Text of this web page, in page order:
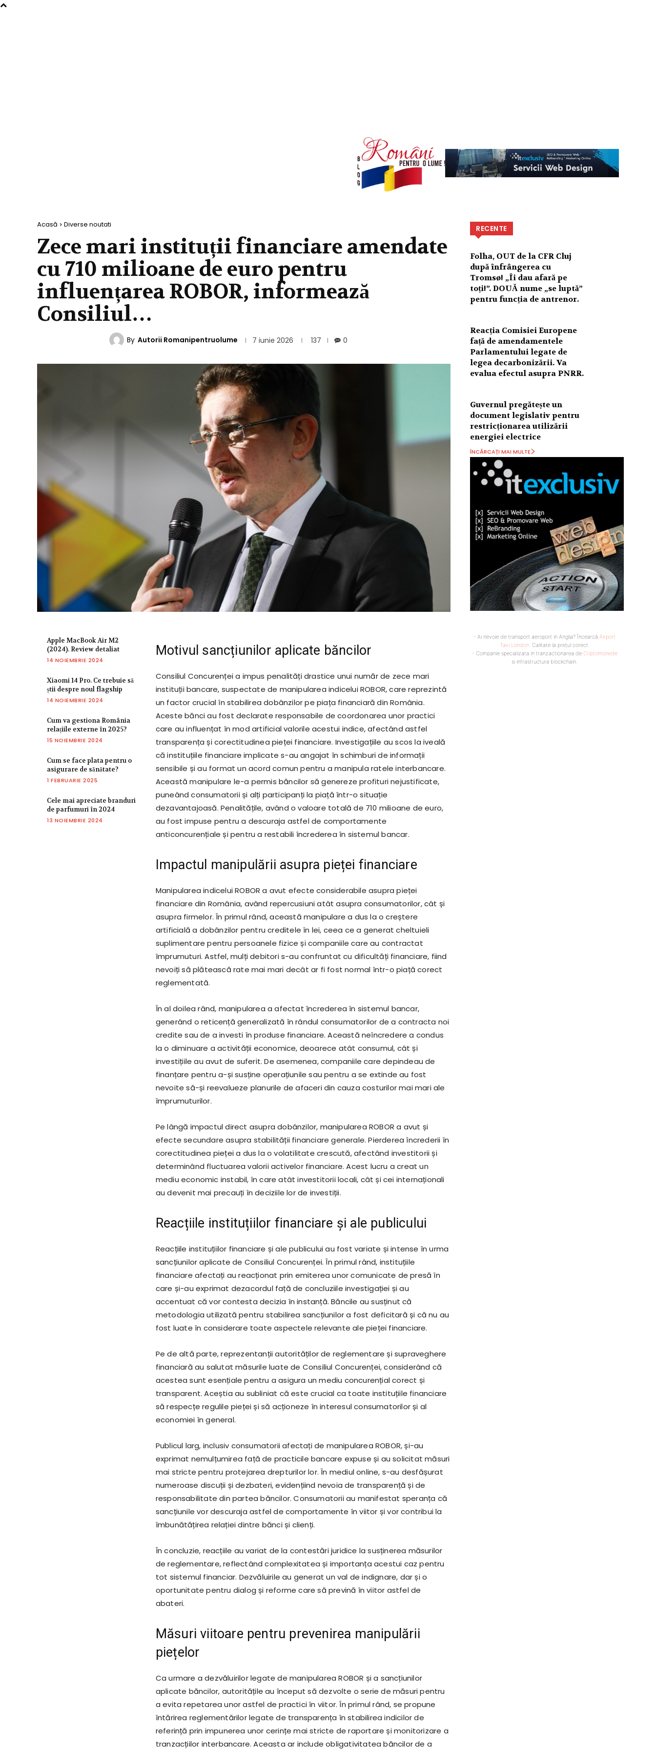
Acasă Diverse noutati
Zece mari instituții financiare amendate
cu 710 milioane de euro pentru
influențarea ROBOR, informează
Consiliul…
By Autorii Romanipentruolume 7 iunie 2026 137 0
Apple MacBook Air M2
(2024). Review detaliat
14 NOIEMBRIE 2024
Xiaomi 14 Pro. Ce trebuie să
știi despre noul flagship
14 NOIEMBRIE 2024
Cum va gestiona România
relațiile externe în 2025?
15 NOIEMBRIE 2024
Cum se face plata pentru o
asigurare de sănătate?
1 FEBRUARIE 2025
Cele mai apreciate branduri
de parfumuri în 2024
13 NOIEMBRIE 2024
Motivul sancțiunilor aplicate băncilor
Consiliul Concurenței a impus penalități drastice unui număr de zece mari
instituții bancare, suspectate de manipularea indicelui ROBOR, care reprezintă
un factor crucial în stabilirea dobânzilor pe piața financiară din România.
Aceste bănci au fost declarate responsabile de coordonarea unor practici
care au influențat în mod artificial valorile acestui indice, afectând astfel
transparența și corectitudinea pieței financiare. Investigațiile au scos la iveală
că instituțiile financiare implicate s-au angajat în schimburi de informații
sensibile și au format un acord comun pentru a manipula ratele interbancare.
Această manipulare le-a permis băncilor să genereze profituri nejustificate,
puneând consumatorii și alți participanți la piață într-o situație
dezavantajoasă. Penalitățile, având o valoare totală de 710 milioane de euro,
au fost impuse pentru a descuraja astfel de comportamente
anticoncurențiale și pentru a restabili încrederea în sistemul bancar.
Impactul manipulării asupra pieței financiare
Manipularea indicelui ROBOR a avut efecte considerabile asupra pieței
financiare din România, având repercusiuni atât asupra consumatorilor, cât și
asupra firmelor. În primul rând, această manipulare a dus la o creștere
artificială a dobânzilor pentru creditele în lei, ceea ce a generat cheltuieli
suplimentare pentru persoanele fizice și companiile care au contractat
împrumuturi. Astfel, mulți debitori s-au confruntat cu dificultăți financiare, fiind
nevoiți să plătească rate mai mari decât ar fi fost normal într-o piață corect
reglementată.
În al doilea rând, manipularea a afectat încrederea în sistemul bancar,
generând o reticență generalizată în rândul consumatorilor de a contracta noi
credite sau de a investi în produse financiare. Această neîncredere a condus
la o diminuare a activității economice, deoarece atât consumul, cât și
investițiile au avut de suferit. De asemenea, companiile care depindeau de
finanțare pentru a-și susține operațiunile sau pentru a se extinde au fost
nevoite să-și reevalueze planurile de afaceri din cauza costurilor mai mari ale
împrumuturilor.
Pe lângă impactul direct asupra dobânzilor, manipularea ROBOR a avut și
efecte secundare asupra stabilității financiare generale. Pierderea încrederii în
corectitudinea pieței a dus la o volatilitate crescută, afectând investitorii și
determinând fluctuarea valorii activelor financiare. Acest lucru a creat un
mediu economic instabil, în care atât investitorii locali, cât și cei internaționali
au devenit mai precauți în deciziile lor de investiții.
Reacțiile instituțiilor financiare și ale publicului
Reacțiile instituțiilor financiare și ale publicului au fost variate și intense în urma
sancțiunilor aplicate de Consiliul Concurenței. În primul rând, instituțiile
financiare afectați au reacționat prin emiterea unor comunicate de presă în
care și-au exprimat dezacordul față de concluziile investigației și au
accentuat că vor contesta decizia în instanță. Băncile au susținut că
metodologia utilizată pentru stabilirea sancțiunilor a fost deficitară și că nu au
fost luate în considerare toate aspectele relevante ale pieței financiare.
Pe de altă parte, reprezentanții autorităților de reglementare și supraveghere
financiară au salutat măsurile luate de Consiliul Concurenței, considerând că
acestea sunt esențiale pentru a asigura un mediu concurențial corect și
transparent. Aceștia au subliniat că este crucial ca toate instituțiile financiare
să respecțe regulile pieței și să acționeze în interesul consumatorilor și al
economiei în general.
Publicul larg, inclusiv consumatorii afectați de manipularea ROBOR, și-au
exprimat nemulțumirea față de practicile bancare expuse și au solicitat măsuri
mai stricte pentru protejarea drepturilor lor. În mediul online, s-au desfășurat
numeroase discuții și dezbateri, evidențiind nevoia de transparență și de
responsabilitate din partea băncilor. Consumatorii au manifestat speranța că
sancțiunile vor descuraja astfel de comportamente în viitor și vor contribui la
îmbunătățirea relației dintre bănci și clienți.
În concluzie, reacțiile au variat de la contestări juridice la susținerea măsurilor
de reglementare, reflectând complexitatea și importanța acestui caz pentru
tot sistemul financiar. Dezvăluirile au generat un val de indignare, dar și o
oportunitate pentru dialog și reforme care să prevină în viitor astfel de
abateri.
Măsuri viitoare pentru prevenirea manipulării
piețelor
Ca urmare a dezvăluirilor legate de manipularea ROBOR și a sancțiunilor
aplicate băncilor, autoritățile au început să dezvolte o serie de măsuri pentru
a evita repetarea unor astfel de practici în viitor. În primul rând, se propune
întărirea reglementărilor legate de transparența în stabilirea indicilor de
referință prin impunerea unor cerințe mai stricte de raportare și monitorizare a
tranzacțiilor interbancare. Aceasta ar include obligativitatea băncilor de a
RECENTE
Folha, OUT de la CFR Cluj
după înfrângerea cu
Tromsø! „Îi dau afară pe
toți!”. DOUĂ nume „se luptă”
pentru funcția de antrenor.
Reacția Comisiei Europene
față de amendamentele
Parlamentului legate de
legea decarbonizării. Va
evalua efectul asupra PNRR.
Guvernul pregătește un
document legislativ pentru
restricționarea utilizării
energiei electrice
ÎNCĂRCAȚI MAI MULTE
- Ai nevoie de transport aeroport in Anglia? Încearcă Airport
Taxi London. Calitate la prețul corect.
- Companie specializata in tranzactionarea de Criptomonede
si infrastructura blockchain.